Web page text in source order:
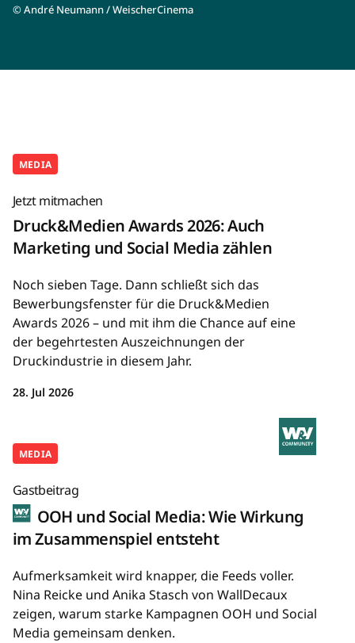
©André Neumann / WeischerCinema
MEDIA
Jetzt mitmachen
Druck&Medien Awards 2026: Auch
Marketing und Social Media zählen
Noch sieben Tage. Dann schließt sich das
Bewerbungsfenster für die Druck&Medien
Awards 2026 – und mit ihm die Chance auf eine
der begehrtesten Auszeichnungen der
Druckindustrie in diesem Jahr.
28. Jul 2026
MEDIA
Gastbeitrag
OOH und Social Media: Wie Wirkung
im Zusammenspiel entsteht
Aufmerksamkeit wird knapper, die Feeds voller.
Nina Reicke und Anika Stasch von WallDecaux
zeigen, warum starke Kampagnen OOH und Social
Media gemeinsam denken.